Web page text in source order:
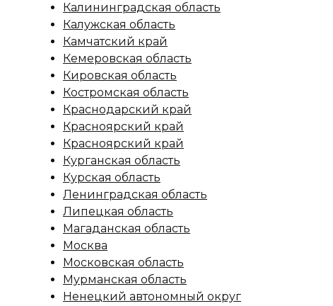
Калининградская область
Калужская область
Камчатский край
Кемеровская область
Кировская область
Костромская область
Краснодарский край
Красноярский край
Красноярский край
Курганская область
Курская область
Ленинградская область
Липецкая область
Магаданская область
Москва
Московская область
Мурманская область
Ненецкий автономный округ